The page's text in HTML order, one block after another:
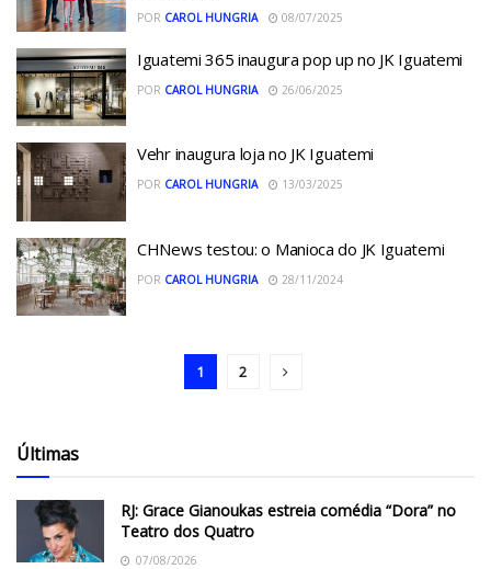
POR CAROL HUNGRIA 08/07/2025
Iguatemi 365 inaugura pop up no JK Iguatemi
POR CAROL HUNGRIA 26/06/2025
Vehr inaugura loja no JK Iguatemi
POR CAROL HUNGRIA 13/03/2025
CHNews testou: o Manioca do JK Iguatemi
POR CAROL HUNGRIA 28/11/2024
1 2
Últimas
RJ: Grace Gianoukas estreia comédia “Dora” no
Teatro dos Quatro
07/08/2026